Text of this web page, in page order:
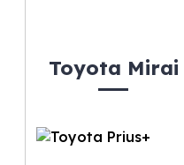
Toyota Mirai